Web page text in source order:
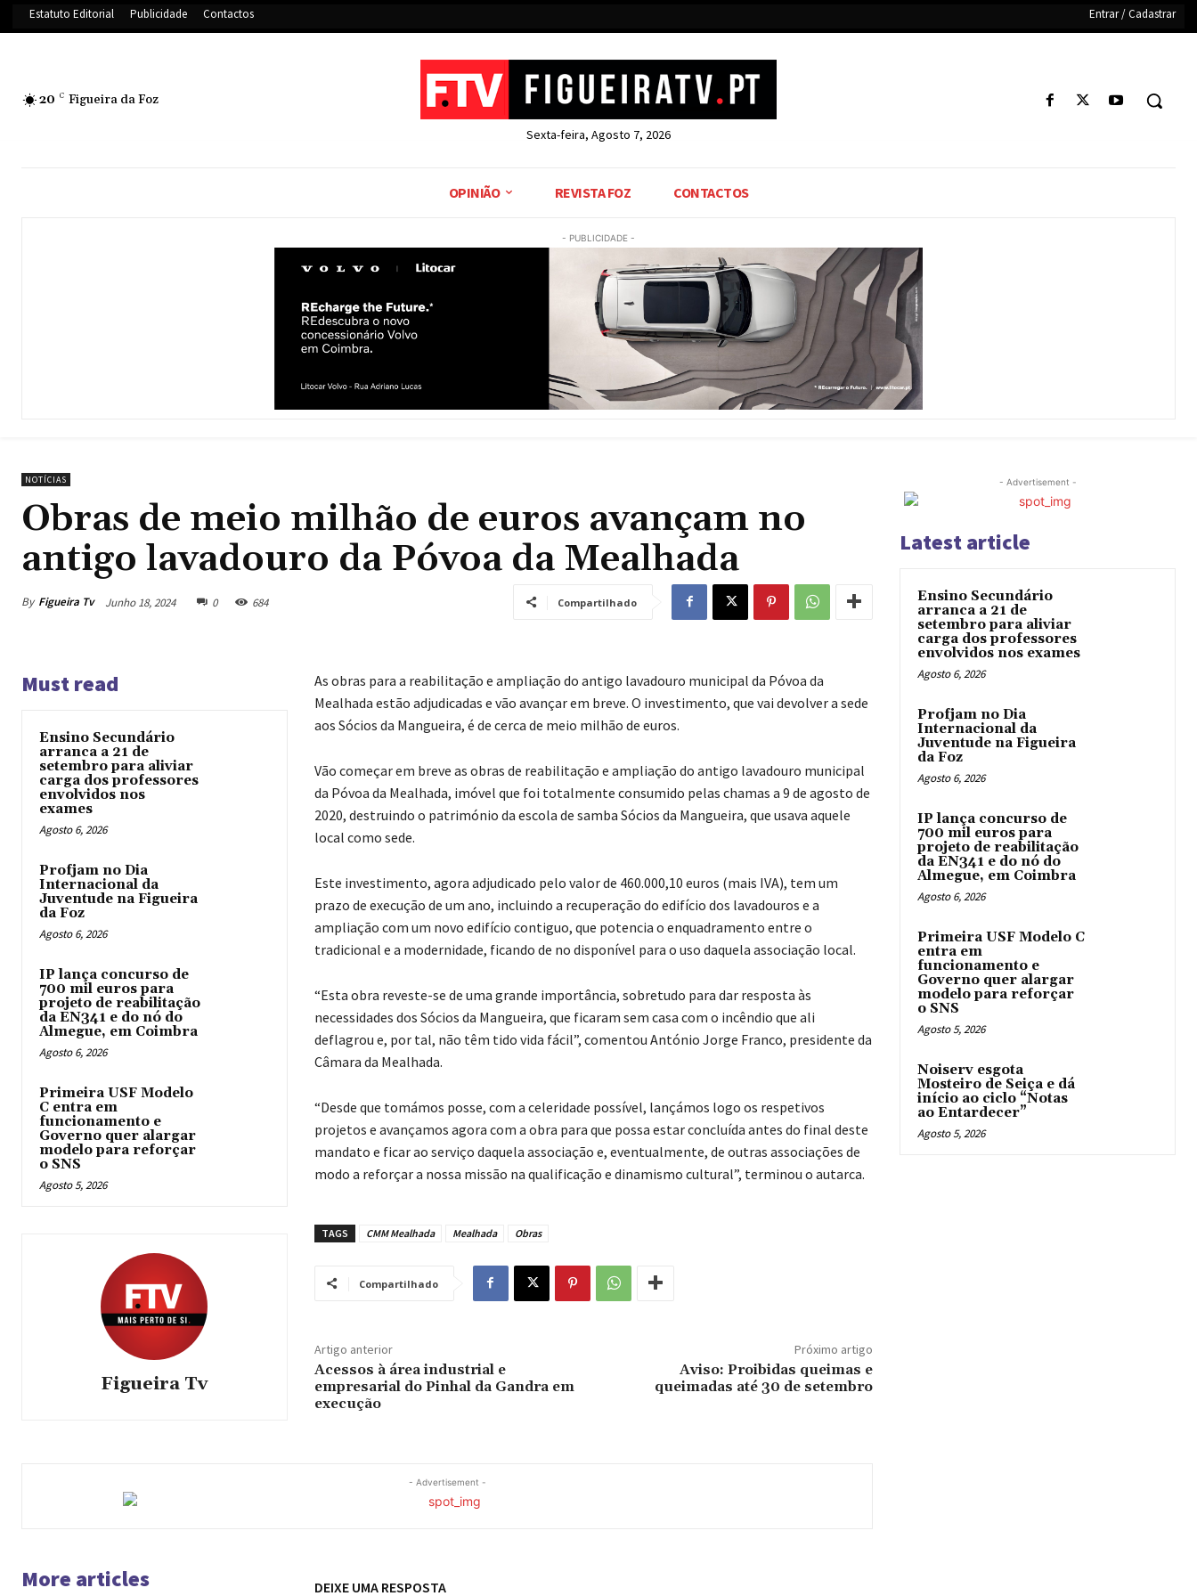
Estatuto Editorial Publicidade Contactos Entrar / Cadastrar
20 C Figueira da Foz
Sexta-feira, Agosto 7, 2026
OPINIÃO REVISTA FOZ CONTACTOS
- PUBLICIDADE -
NOTÍCIAS
Obras de meio milhão de euros avançam no
antigo lavadouro da Póvoa da Mealhada
By Figueira Tv Junho 18, 2024 0 684 Compartilhado
Must read
Ensino Secundário
arranca a 21 de
setembro para aliviar
carga dos professores
envolvidos nos
exames
Agosto 6, 2026
Profjam no Dia
Internacional da
Juventude na Figueira
da Foz
Agosto 6, 2026
IP lança concurso de
700 mil euros para
projeto de reabilitação
da EN341 e do nó do
Almegue, em Coimbra
Agosto 6, 2026
Primeira USF Modelo
C entra em
funcionamento e
Governo quer alargar
modelo para reforçar
o SNS
Agosto 5, 2026
Figueira Tv
As obras para a reabilitação e ampliação do antigo lavadouro municipal da Póvoa da
Mealhada estão adjudicadas e vão avançar em breve. O investimento, que vai devolver a sede
aos Sócios da Mangueira, é de cerca de meio milhão de euros.
Vão começar em breve as obras de reabilitação e ampliação do antigo lavadouro municipal
da Póvoa da Mealhada, imóvel que foi totalmente consumido pelas chamas a 9 de agosto de
2020, destruindo o património da escola de samba Sócios da Mangueira, que usava aquele
local como sede.
Este investimento, agora adjudicado pelo valor de 460.000,10 euros (mais IVA), tem um
prazo de execução de um ano, incluindo a recuperação do edifício dos lavadouros e a
ampliação com um novo edifício contiguo, que potencia o enquadramento entre o
tradicional e a modernidade, ficando de no disponível para o uso daquela associação local.
“Esta obra reveste-se de uma grande importância, sobretudo para dar resposta às
necessidades dos Sócios da Mangueira, que ficaram sem casa com o incêndio que ali
deflagrou e, por tal, não têm tido vida fácil”, comentou António Jorge Franco, presidente da
Câmara da Mealhada.
“Desde que tomámos posse, com a celeridade possível, lançámos logo os respetivos
projetos e avançamos agora com a obra para que possa estar concluída antes do final deste
mandato e ficar ao serviço daquela associação e, eventualmente, de outras associações de
modo a reforçar a nossa missão na qualificação e dinamismo cultural”, terminou o autarca.
TAGS CMM Mealhada Mealhada Obras
Compartilhado
Artigo anterior
Acessos à área industrial e
empresarial do Pinhal da Gandra em
execução
Próximo artigo
Aviso: Proibidas queimas e
queimadas até 30 de setembro
- Advertisement -
More articles DEIXE UMA RESPOSTA
- Advertisement -
Latest article
Ensino Secundário
arranca a 21 de
setembro para aliviar
carga dos professores
envolvidos nos exames
Agosto 6, 2026
Profjam no Dia
Internacional da
Juventude na Figueira
da Foz
Agosto 6, 2026
IP lança concurso de
700 mil euros para
projeto de reabilitação
da EN341 e do nó do
Almegue, em Coimbra
Agosto 6, 2026
Primeira USF Modelo C
entra em
funcionamento e
Governo quer alargar
modelo para reforçar
o SNS
Agosto 5, 2026
Noiserv esgota
Mosteiro de Seiça e dá
início ao ciclo “Notas
ao Entardecer”
Agosto 5, 2026